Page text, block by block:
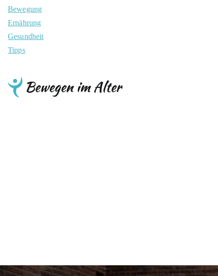
Bewegung
Ernährung
Gesundheit
Tipps